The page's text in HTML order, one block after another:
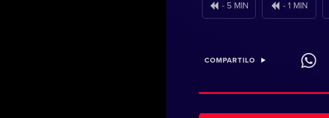
- 5 MIN - 1 MIN
COMPARTILO